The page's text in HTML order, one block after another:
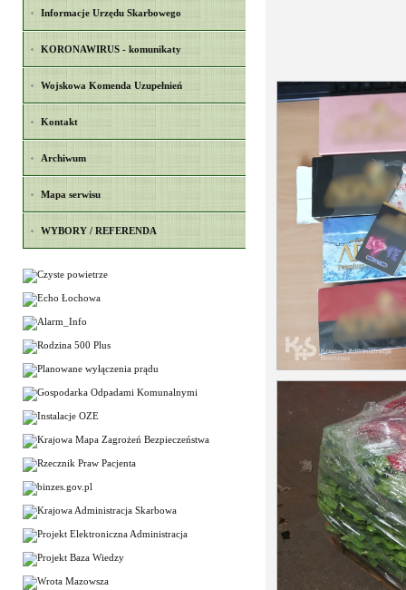
Informacje Urzędu Skarbowego
KORONAWIRUS - komunikaty
Wojskowa Komenda Uzupełnień
Kontakt
Archiwum
Mapa serwisu
WYBORY / REFERENDA